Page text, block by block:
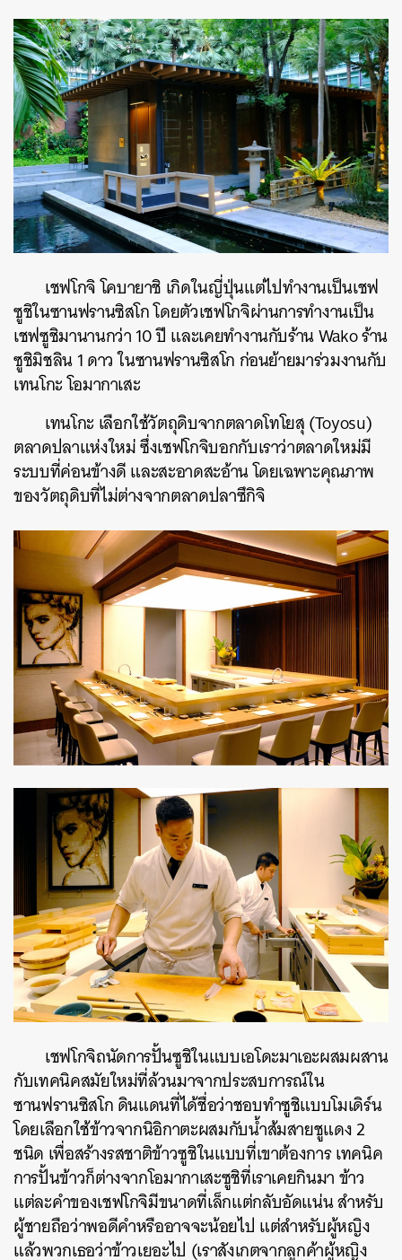
เชฟโกจิ โคบายาชิ เกิดในญี่ปุ่นแต่ไปทำงานเป็นเชฟ
ซูชิในซานฟรานซิสโก โดยตัวเชฟโกจิผ่านการทำงานเป็น
เชฟซูชิมานานกว่า 10 ปี และเคยทำงานกับร้าน Wako ร้าน
ซูชิมิชลิน 1 ดาว ในซานฟรานซิสโก ก่อนย้ายมาร่วมงานกับ
เทนโกะ โอมากาเสะ
เทนโกะ เลือกใช้วัตถุดิบจากตลาดโทโยสุ (Toyosu)
ตลาดปลาแห่งใหม่ ซึ่งเชฟโกจิบอกกับเราว่าตลาดใหม่มี
ระบบที่ค่อนข้างดี และสะอาดสะอ้าน โดยเฉพาะคุณภาพ
ของวัตถุดิบที่ไม่ต่างจากตลาดปลาซึกิจิ
เชฟโกจิถนัดการปั้นซูชิในแบบเอโดะมาเอะผสมผสาน
กับเทคนิคสมัยใหม่ที่ล้วนมาจากประสบการณ์ใน
ซานฟรานซิสโก ดินแดนที่ได้ชื่อว่าชอบทำซูชิแบบโมเดิร์น
โดยเลือกใช้ข้าวจากนิอิกาตะผสมกับน้ำส้มสายชูแดง 2
ชนิด เพื่อสร้างรสชาติข้าวซูชิในแบบที่เขาต้องการ เทคนิค
การปั้นข้าวก็ต่างจากโอมากาเสะซูชิที่เราเคยกินมา ข้าว
แต่ละคำของเชฟโกจิมีขนาดที่เล็กแต่กลับอัดแน่น สำหรับ
ผู้ชายถือว่าพอดีคำหรืออาจจะน้อยไป แต่สำหรับผู้หญิง
แล้วพวกเธอว่าข้าวเยอะไป (เราสังเกตจากลูกค้าผู้หญิง